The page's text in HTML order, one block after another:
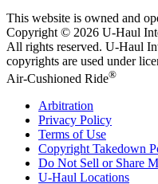
This website is owned and
Copyright © 2026 U-Haul
All rights reserved. U-Haul
copyrights are used under
Air-Cushioned Ride®
Arbitration
Privacy Policy
Terms of Use
Copyright Takedown
Do Not Sell or Share
U-Haul Locations